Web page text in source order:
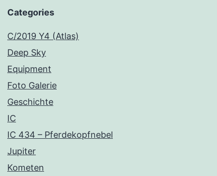
Categories
C/2019 Y4 (Atlas)
Deep Sky
Equipment
Foto Galerie
Geschichte
IC
IC 434 – Pferdekopfnebel
Jupiter
Kometen